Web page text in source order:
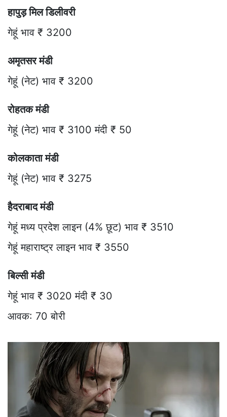
हापुड़ मिल डिलीवरी
गेहूं भाव ₹ 3200
अमृतसर मंडी
गेहूं (नेट) भाव ₹ 3200
रोहतक मंडी
गेहूं (नेट) भाव ₹ 3100 मंदी ₹ 50
कोलकाता मंडी
गेहूं (नेट) भाव ₹ 3275
हैदराबाद मंडी
गेहूं मध्य प्रदेश लाइन (4% छूट) भाव ₹ 3510
गेहूं महाराष्ट्र लाइन भाव ₹ 3550
बिल्सी मंडी
गेहूं भाव ₹ 3020 मंदी ₹ 30
आवक: 70 बोरी